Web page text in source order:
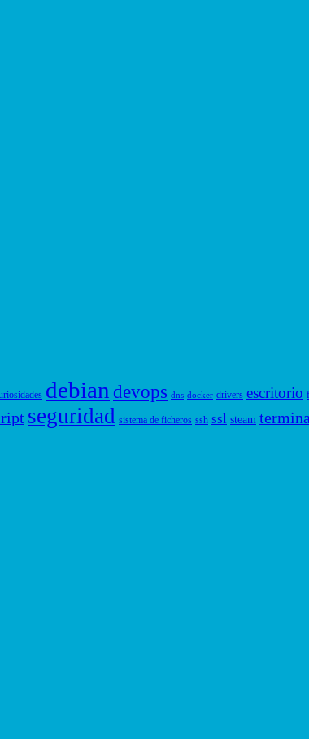
debian devops dns docker drivers escritorio
seguridad sistema de ficheros ssh ssl steam